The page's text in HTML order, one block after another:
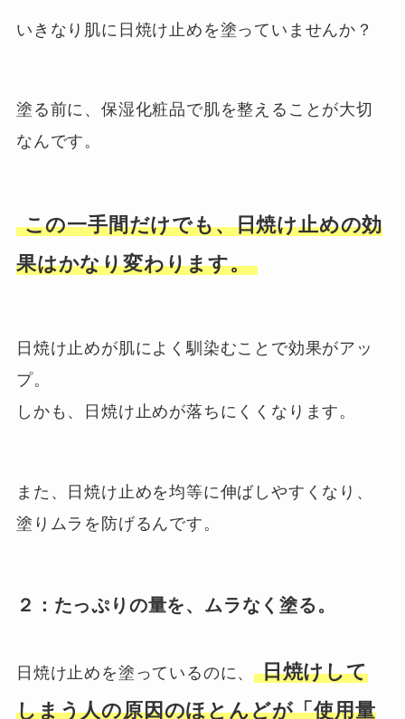
いきなり肌に日焼け止めを塗っていませんか？
塗る前に、保湿化粧品で肌を整えることが大切
なんです。
この一手間だけでも、日焼け止めの効
果はかなり変わります。
日焼け止めが肌によく馴染むことで効果がアッ
プ。
しかも、日焼け止めが落ちにくくなります。
また、日焼け止めを均等に伸ばしやすくなり、
塗りムラを防げるんです。
２：たっぷりの量を、ムラなく塗る。
日焼け止めを塗っているのに、 日焼けして
しまう人の原因のほとんどが「使用量